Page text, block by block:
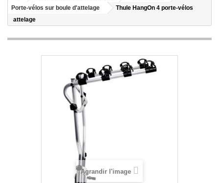
Porte-vélos sur boule d'attelage
Thule HangOn 4 porte-vélos
attelage
Agrandir l'image